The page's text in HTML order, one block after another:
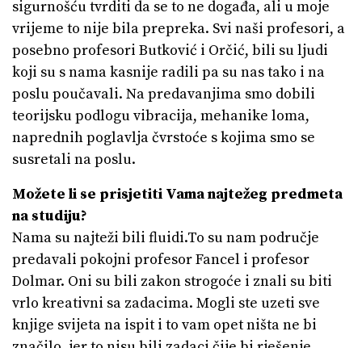
sigurnošću tvrditi da se to ne događa, ali u moje
vrijeme to nije bila prepreka. Svi naši profesori, a
posebno profesori Butković i Orčić, bili su ljudi
koji su s nama kasnije radili pa su nas tako i na
poslu poučavali. Na predavanjima smo dobili
teorijsku podlogu vibracija, mehanike loma,
naprednih poglavlja čvrstoće s kojima smo se
susretali na poslu.
Možete li se prisjetiti Vama najtežeg predmeta
na studiju?
Nama su najteži bili fluidi.To su nam područje
predavali pokojni profesor Fancel i profesor
Dolmar. Oni su bili zakon strogoće i znali su biti
vrlo kreativni sa zadacima. Mogli ste uzeti sve
knjige svijeta na ispit i to vam opet ništa ne bi